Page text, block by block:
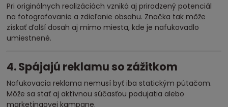
Pri originálnych realizáciách vzniká aj prirodzený potenciál
na fotografovanie a zdieľanie obsahu. Značka tak môže
získať ďalší dosah aj mimo miesta, kde je nafukovadlo
umiestnené.
4. Spájajú reklamu so zážitkom
Nafukovacia reklama nemusí byť iba statickým pútačom.
Môže sa stať aj aktívnou súčasťou podujatia alebo
marketingovej kampane.